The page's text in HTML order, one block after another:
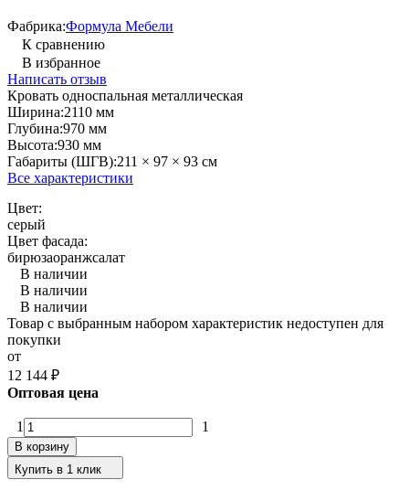
Фабрика:Формула Мебели
К сравнению
В избранное
Написать отзыв
Кровать односпальная металлическая
Ширина:2110 мм
Глубина:970 мм
Высота:930 мм
Габариты (ШГВ):211 × 97 × 93 см
Все характеристики
Цвет:
серый
Цвет фасада:
бирюзаоранжсалат
В наличии
В наличии
В наличии
Товар с выбранным набором характеристик недоступен для
покупки
от
12 144 ₽
Оптовая цена
1 1
В корзину
Купить в 1 клик